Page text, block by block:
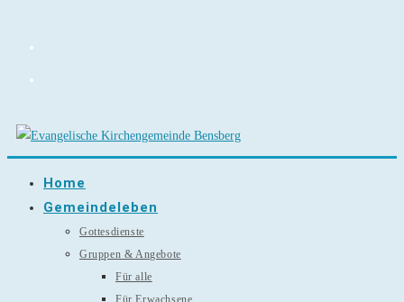
Home
Gemeindeleben
Gottesdienste
Gruppen & Angebote
Für alle
Für Erwachsene